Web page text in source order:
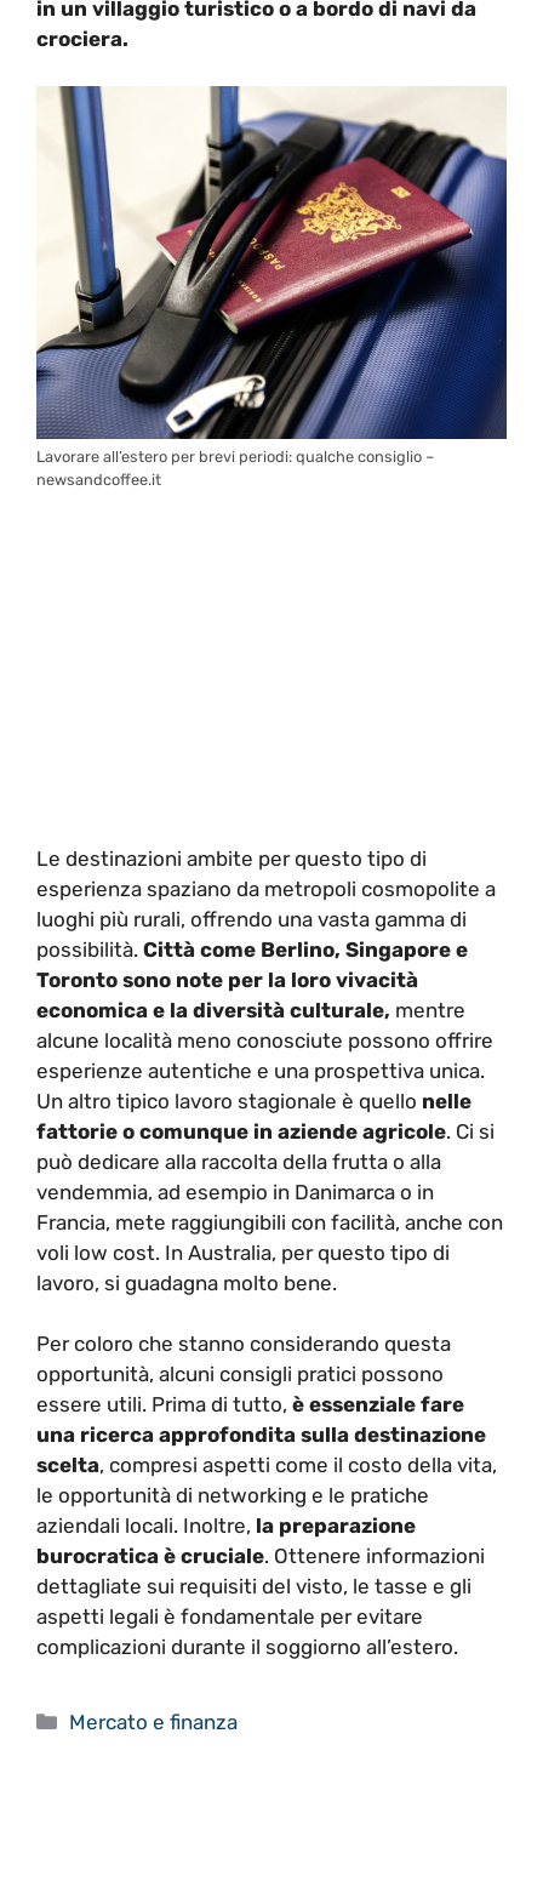
in un villaggio turistico o a bordo di navi da
crociera.
Lavorare all’estero per brevi periodi: qualche consiglio –
newsandcoffee.it
Le destinazioni ambite per questo tipo di
esperienza spaziano da metropoli cosmopolite a
luoghi più rurali, offrendo una vasta gamma di
possibilità. Città come Berlino, Singapore e
Toronto sono note per la loro vivacità
economica e la diversità culturale, mentre
alcune località meno conosciute possono offrire
esperienze autentiche e una prospettiva unica.
Un altro tipico lavoro stagionale è quello nelle
fattorie o comunque in aziende agricole. Ci si
può dedicare alla raccolta della frutta o alla
vendemmia, ad esempio in Danimarca o in
Francia, mete raggiungibili con facilità, anche con
voli low cost. In Australia, per questo tipo di
lavoro, si guadagna molto bene.
Per coloro che stanno considerando questa
opportunità, alcuni consigli pratici possono
essere utili. Prima di tutto, è essenziale fare
una ricerca approfondita sulla destinazione
scelta, compresi aspetti come il costo della vita,
le opportunità di networking e le pratiche
aziendali locali. Inoltre, la preparazione
burocratica è cruciale. Ottenere informazioni
dettagliate sui requisiti del visto, le tasse e gli
aspetti legali è fondamentale per evitare
complicazioni durante il soggiorno all’estero.
Categorie
Mercato e finanza